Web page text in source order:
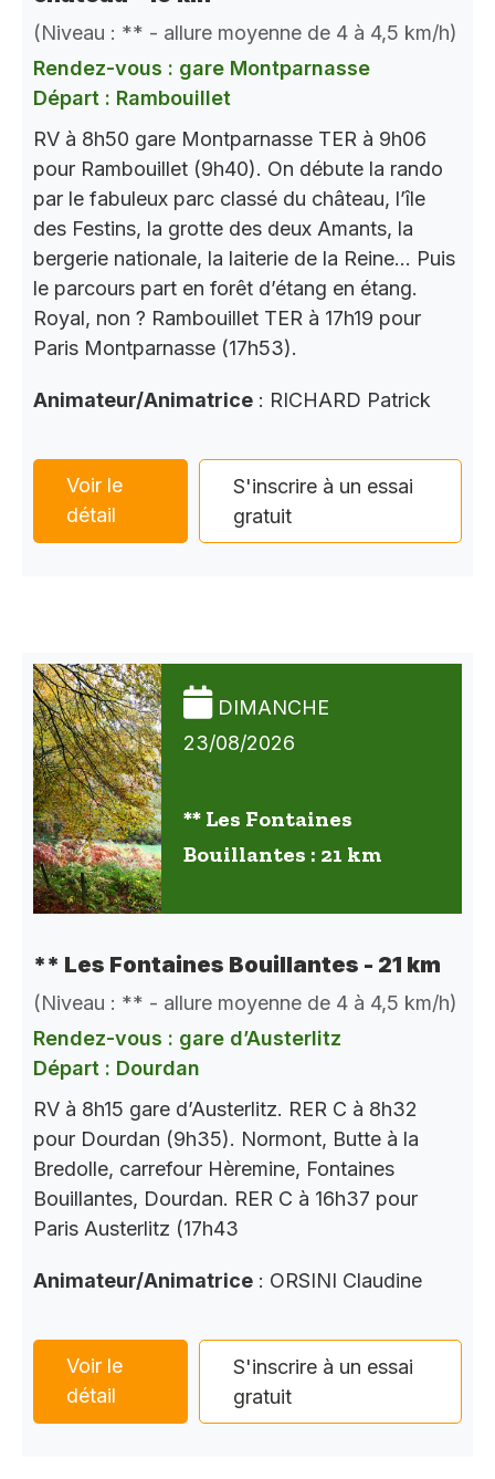
(Niveau : ** - allure moyenne de 4 à 4,5 km/h)
Rendez-vous : gare Montparnasse
Départ : Rambouillet
RV à 8h50 gare Montparnasse TER à 9h06
pour Rambouillet (9h40). On débute la rando
par le fabuleux parc classé du château, l’île
des Festins, la grotte des deux Amants, la
bergerie nationale, la laiterie de la Reine… Puis
le parcours part en forêt d’étang en étang.
Royal, non ? Rambouillet TER à 17h19 pour
Paris Montparnasse (17h53).
Animateur/Animatrice : RICHARD Patrick
Voir le
détail
S'inscrire à un essai
gratuit
DIMANCHE
23/08/2026
** Les Fontaines
Bouillantes : 21 km
** Les Fontaines Bouillantes - 21 km
(Niveau : ** - allure moyenne de 4 à 4,5 km/h)
Rendez-vous : gare d’Austerlitz
Départ : Dourdan
RV à 8h15 gare d’Austerlitz. RER C à 8h32
pour Dourdan (9h35). Normont, Butte à la
Bredolle, carrefour Hèremine, Fontaines
Bouillantes, Dourdan. RER C à 16h37 pour
Paris Austerlitz (17h43
Animateur/Animatrice : ORSINI Claudine
Voir le
détail
S'inscrire à un essai
gratuit